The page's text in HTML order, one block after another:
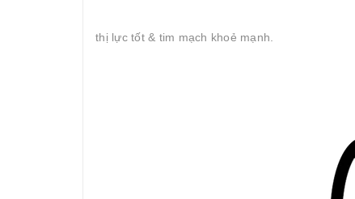
thị lực tốt & tim mạch khoẻ mạnh.